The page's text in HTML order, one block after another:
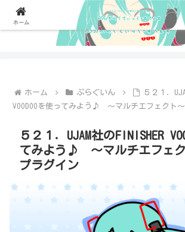
ホーム ぷらぐいん
５２１．
VOODOOを使ってみよう♪ ～マルチエフェクト
５２１．UJAM社のFINISHER
てみよう♪ ～マルチエフェ
プラグイン
ホーム